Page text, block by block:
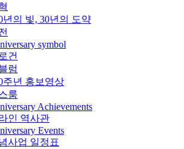
년의 빛, 30년의 도약
symbol
건
럼
주년 홍보영상
룸
Achievements
인 역사관
Events
사업 일정표